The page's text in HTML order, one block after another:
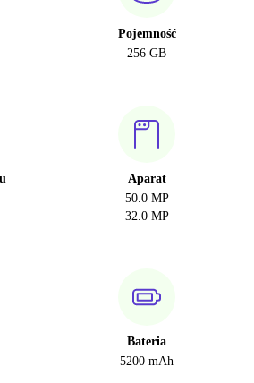
Pojemność
256 GB
Aparat
50.0 MP
32.0 MP
Bateria
5200 mAh